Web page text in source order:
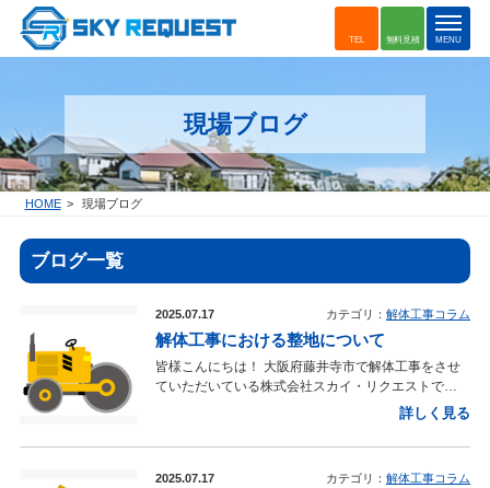
無料見積
TEL
t
o
n
a
i
a
t
n
MENU
現場ブログ
HOME 現場ブログ
ブログ一覧
2025.07.17 カテゴリ：解体工事コラム
解体工事における整地について
皆様こんにちは！ 大阪府藤井寺市で解体工事をさせ
ていただいている株式会社スカイ・リクエストで
す！ 大阪市内、藤井寺市、羽曳野市、松原市などで
における整地について少し簡単にご紹介させていただ
地を整えることになります。 建物の解体工事後に建
詳しく見る
2025.07.17 カテゴリ：解体工事コラム